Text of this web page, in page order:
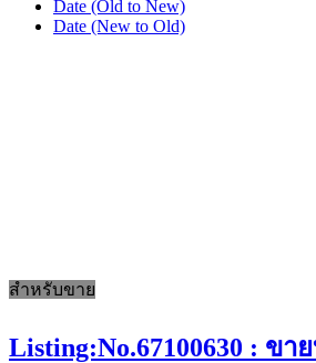
Date (Old to New)
Date (New to Old)
สำหรับขาย
Listing:No.67100630 : ขา